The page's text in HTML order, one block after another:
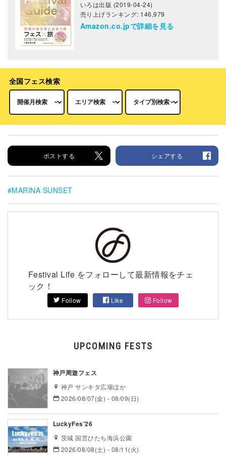
いろは出版 (2019-04-24)
売り上げランキング: 146,979
Amazon.co.jpで詳細を見る
全国フェス検索
ポストする シェアする
MARINA SUNSET
Festival Life をフォローして最新情報をチェ
ック！
Follow Like Follow
UPCOMING FESTS
神戸周遊フェス
神戸 サンキタ広場ほか
2026/08/07(金) - 08/09(日)
LuckyFes’26
茨城 国営ひたち海浜公園
2026/08/08(土) - 08/11(火)